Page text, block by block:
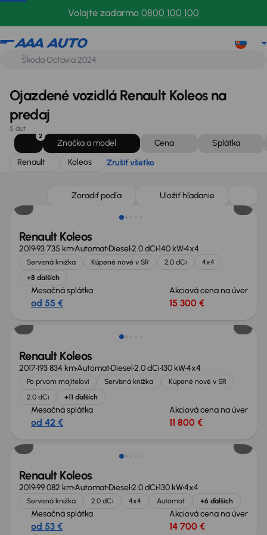
Volajte zadarmo 0800 100 100
Renault
Ojazdené vozidlá Renault Koleos na
predaj
5 áut
2
Značka a model Cena
Splátka
Renault
Koleos Zrušiť všetko
Zoradiť podľa Uložiť hľadanie
Zlacnené o 1 700 €
Renault Koleos
201993 735 kmAutomatDiesel2.0 dCi140 kW4x4
Servisná knižka Kúpené nové v SR 2.0 dCi
4x4
+8 ďalších
Mesačná splátka
od 55 €
Akciová cena na úver
15 300 €
Zlacnené o 700 €
Renault Koleos
2017193 834 kmAutomatDiesel2.0 dCi130 kW4x4
Po prvom majiteľovi Servisná knižka
Kúpené nové v SR
2.0 dCi
+11 ďalších
Mesačná splátka
od 42 €
Akciová cena na úver
11 800 €
Renault Koleos
201999 082 kmAutomatDiesel2.0 dCi130 kW4x4
Servisná knižka 2.0 dCi 4x4 Automat +6 ďalších
Mesačná splátka
od 53 €
Akciová cena na úver
14 700 €